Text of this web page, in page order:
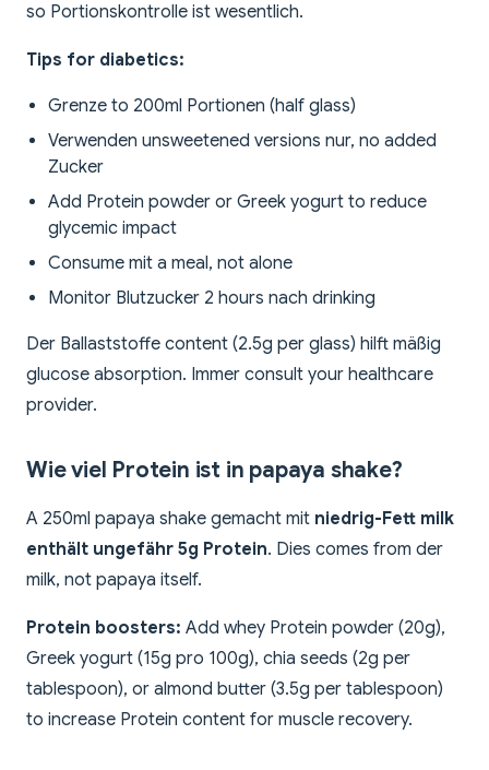
so Portionskontrolle ist wesentlich.
Tips for diabetics:
Grenze to 200ml Portionen (half glass)
Verwenden unsweetened versions nur, no added
Zucker
Add Protein powder or Greek yogurt to reduce
glycemic impact
Consume mit a meal, not alone
Monitor Blutzucker 2 hours nach drinking
Der Ballaststoffe content (2.5g per glass) hilft mäßig
glucose absorption. Immer consult your healthcare
provider.
Wie viel Protein ist in papaya shake?
A 250ml papaya shake gemacht mit niedrig-Fett milk
enthält ungefähr 5g Protein. Dies comes from der
milk, not papaya itself.
Protein boosters: Add whey Protein powder (20g),
Greek yogurt (15g pro 100g), chia seeds (2g per
tablespoon), or almond butter (3.5g per tablespoon)
to increase Protein content for muscle recovery.